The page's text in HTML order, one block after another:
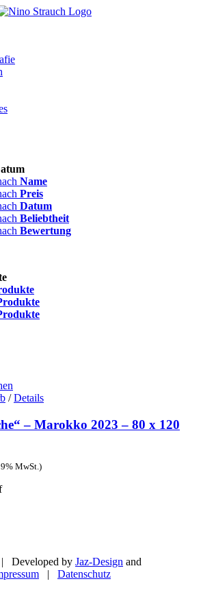
Name
Preis
Datum
Beliebtheit
Bewertung
/ Details
– Marokko 2023 – 80 x 120
MwSt.)
Developed by Jaz-Design and
| Datenschutz